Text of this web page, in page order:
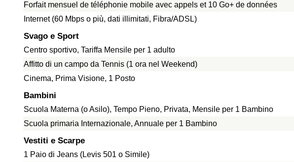
Forfait mensuel de téléphonie mobile avec appels et 10 Go+ de données
Internet (60 Mbps o più, dati illimitati, Fibra/ADSL)
Svago e Sport
Centro sportivo, Tariffa Mensile per 1 adulto
Affitto di un campo da Tennis (1 ora nel Weekend)
Cinema, Prima Visione, 1 Posto
Bambini
Scuola Materna (o Asilo), Tempo Pieno, Privata, Mensile per 1 Bambino
Scuola primaria Internazionale, Annuale per 1 Bambino
Vestiti e Scarpe
1 Paio di Jeans (Levis 501 o Simile)